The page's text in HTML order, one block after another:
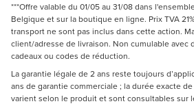
***Offre valable du 01/05 au 31/08 dans
Belgique et sur la boutique en ligne. Prix TVA
transport ne sont pas inclus dans cette action.
client/adresse de livraison. Non cumulable avec
cadeaux ou codes de réduction.
La garantie légale de 2 ans reste toujours
ans de garantie commerciale ; la durée exacte
varient selon le produit et sont consultables sur